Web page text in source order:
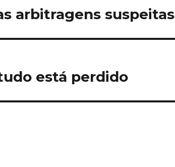
arbitragens suspeitas
está perdido